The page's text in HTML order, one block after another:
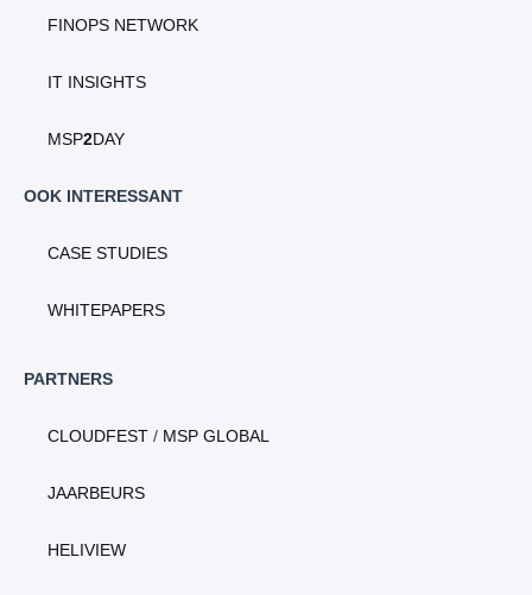
FINOPS NETWORK
IT INSIGHTS
MSP2DAY
OOK INTERESSANT
CASE STUDIES
WHITEPAPERS
PARTNERS
CLOUDFEST / MSP GLOBAL
JAARBEURS
HELIVIEW